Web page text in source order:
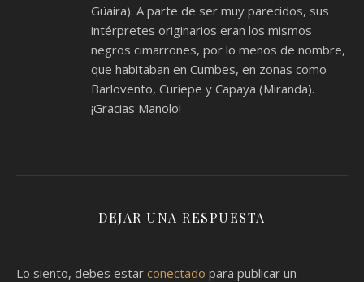
Güaira). A parte de ser muy parecidos, sus
intérpretes originarios eran los mismos
negros cimarrones, por lo menos de nombre,
que habitaban en Cumbes, en zonas como
Barlovento, Curiepe y Capaya (Miranda).
¡Gracias Manolo!
DEJAR UNA RESPUESTA
Lo siento, debes estar conectado para publicar un